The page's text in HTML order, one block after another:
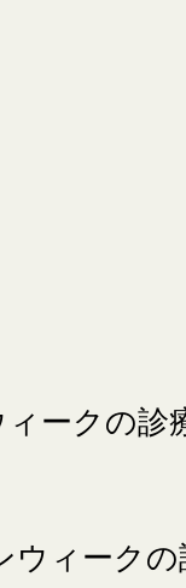
ークの診
ィークの